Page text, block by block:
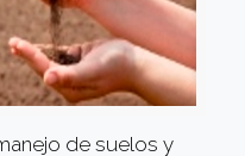
de suelos y